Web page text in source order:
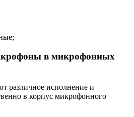
в микрофонных
различное исполнение и
в корпус микрофонного